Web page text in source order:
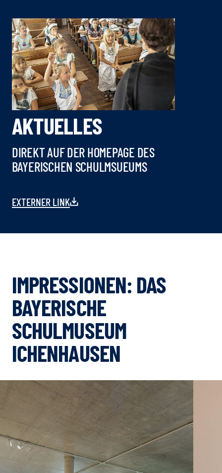
AKTUELLES
DIREKT AUF DER HOMEPAGE DES
BAYERISCHEN SCHULMSUEUMS
EXTERNER LINK
IMPRESSIONEN: DAS
BAYERISCHE
SCHULMUSEUM
ICHENHAUSEN